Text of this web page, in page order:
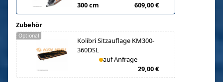
300 cm
609,00 €
Zubehör
Kolibri Sitzauflage KM300-
360DSL
auf Anfrage
29,00 €
Optional